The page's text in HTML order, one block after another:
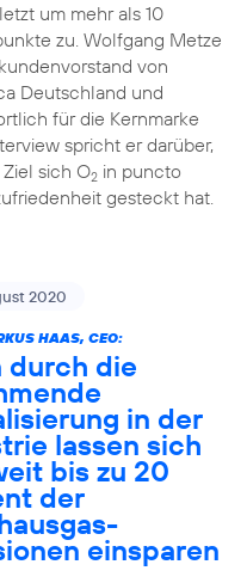
um mehr als 10
zu. Wolfgang Metze
von
Deutschland und
für die Kernmarke
spricht er darüber,
sich O2in puncto
gesteckt hat.
2020
HAAS, CEO:
durch die
in der
lassen sich
bis zu 20
der
einsparen